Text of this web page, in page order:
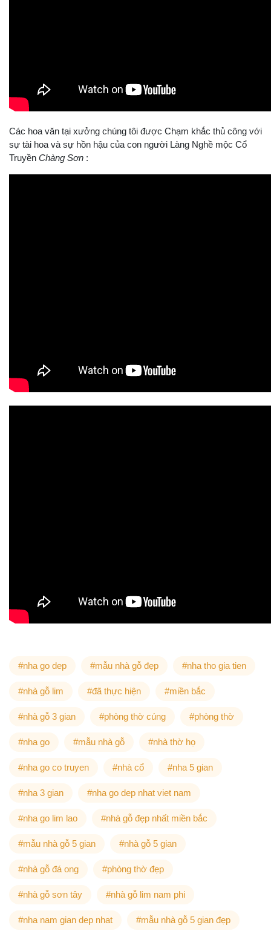
Các hoa văn tại xưởng chúng tôi được Chạm khắc thủ công với
sự tài hoa và sự hồn hậu của con người Làng Nghề mộc Cổ
Truyền Chàng Sơn :
#nha go dep #mẫu nhà gỗ đẹp #nha tho gia tien
#nhà gỗ lim #đã thực hiện #miền bắc
#nhà gỗ 3 gian #phòng thờ cúng #phòng thờ
#nha go #mẫu nhà gỗ #nhà thờ họ
#nha go co truyen #nhà cổ #nha 5 gian
#nha 3 gian #nha go dep nhat viet nam
#nha go lim lao #nhà gỗ đẹp nhất miền bắc
#mẫu nhà gỗ 5 gian #nhà gỗ 5 gian
#nhà gỗ đá ong #phòng thờ đẹp
#nhà gỗ sơn tây #nhà gỗ lim nam phi
#nha nam gian dep nhat #mẫu nhà gỗ 5 gian đẹp